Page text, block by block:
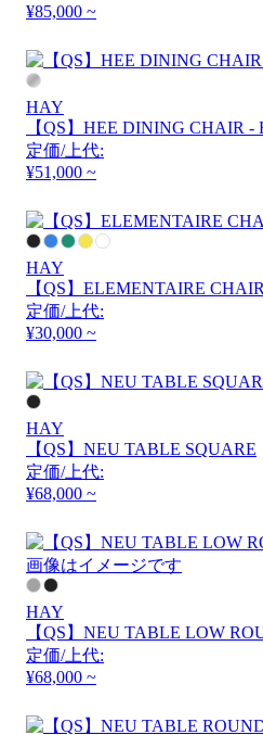
¥85,000 ~
HAY
【QS】HEE DINING CHAIR
定価/上代:
¥51,000 ~
HAY
【QS】ELEMENTAIRE CHAIR
定価/上代:
¥30,000 ~
HAY
【QS】NEU TABLE SQUARE
定価/上代:
¥68,000 ~
画像はイメージです
HAY
【QS】NEU TABLE LOW
定価/上代:
¥68,000 ~